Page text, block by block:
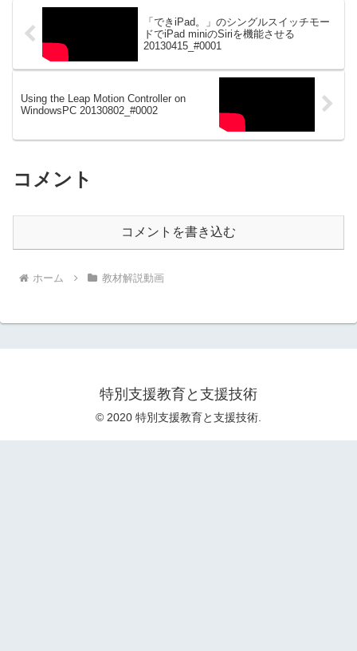
「できiPad。」のシングルスイッチモー
ドでiPad miniのSiriを機能させる
20130415_#0001
Using the Leap Motion Controller on
WindowsPC 20130802_#0002
コメント
コメントを書き込む
ホーム 教材解説動画
特別支援教育と支援技術
© 2020 特別支援教育と支援技術.